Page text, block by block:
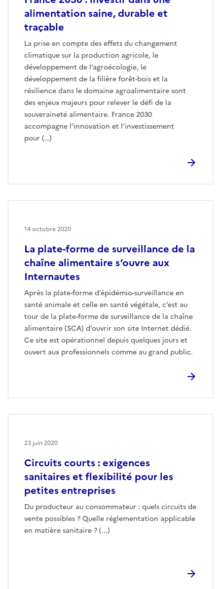
alimentation saine, durable et
traçable
La prise en compte des effets du changement
climatique sur la production agricole, le
développement de l’agroécologie, le
développement de la filière forêt-bois et la
résilience dans le domaine agroalimentaire sont
des enjeux majeurs pour relever le défi de la
souveraineté alimentaire. France 2030
accompagne l’innovation et l’investissement
pour (…)
La plate-forme de surveillance de la
chaîne alimentaire s’ouvre aux
Internautes
Après la plate-forme d’épidémio-surveillance en
santé animale et celle en santé végétale, c’est au
tour de la plate-forme de surveillance de la chaîne
alimentaire (SCA) d’ouvrir son site Internet dédié.
Ce site est opérationnel depuis quelques jours et
ouvert aux professionnels comme au grand public.
14 octobre 2020
Circuits courts : exigences
sanitaires et flexibilité pour les
petites entreprises
Du producteur au consommateur : quels circuits de
vente possibles ? Quelle réglementation applicable
en matière sanitaire ? (...)
23 juin 2020